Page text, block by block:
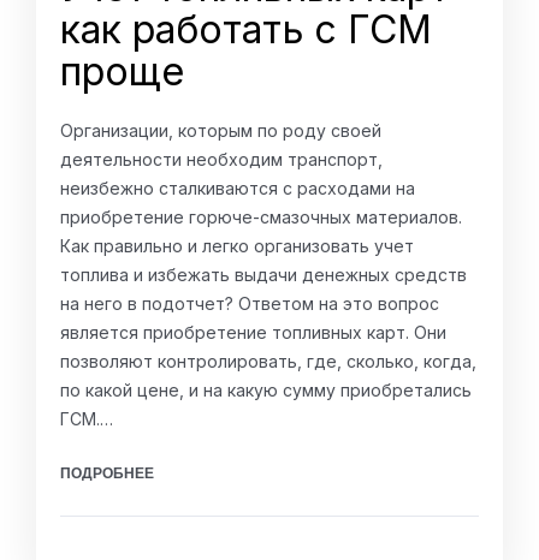
как работать с ГСМ
проще
Организации, которым по роду своей
деятельности необходим транспорт,
неизбежно сталкиваются с расходами на
приобретение горюче-смазочных материалов.
Как правильно и легко организовать учет
топлива и избежать выдачи денежных средств
на него в подотчет? Ответом на это вопрос
является приобретение топливных карт. Они
позволяют контролировать, где, сколько, когда,
по какой цене, и на какую сумму приобретались
ГСМ.…
ПОДРОБНЕЕ